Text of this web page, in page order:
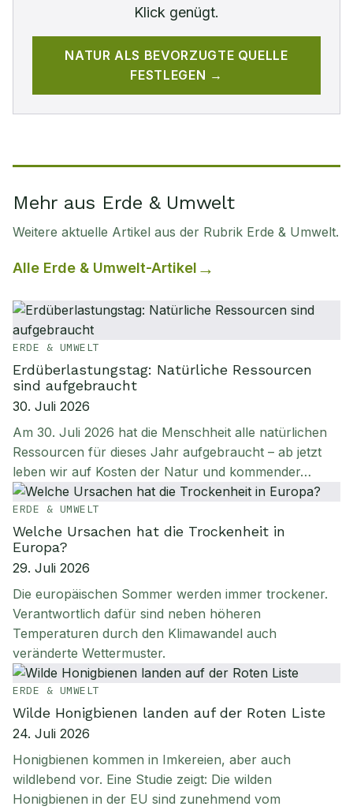
Klick genügt.
NATUR ALS BEVORZUGTE QUELLE
FESTLEGEN →
Mehr aus Erde & Umwelt
Weitere aktuelle Artikel aus der Rubrik Erde & Umwelt.
Alle Erde & Umwelt-Artikel
ERDE & UMWELT
Erdüberlastungstag: Natürliche Ressourcen
sind aufgebraucht
30. Juli 2026
Am 30. Juli 2026 hat die Menschheit alle natürlichen
Ressourcen für dieses Jahr aufgebraucht – ab jetzt
leben wir auf Kosten der Natur und kommender…
ERDE & UMWELT
Welche Ursachen hat die Trockenheit in
Europa?
29. Juli 2026
Die europäischen Sommer werden immer trockener.
Verantwortlich dafür sind neben höheren
Temperaturen durch den Klimawandel auch
veränderte Wettermuster.
ERDE & UMWELT
Wilde Honigbienen landen auf der Roten Liste
24. Juli 2026
Honigbienen kommen in Imkereien, aber auch
wildlebend vor. Eine Studie zeigt: Die wilden
Honigbienen in der EU sind zunehmend vom